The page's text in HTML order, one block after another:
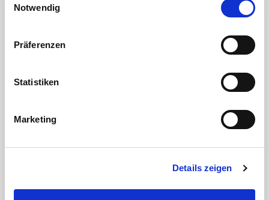
Cookies, wenn Sie unsere Webseite weiterhin nutzen.
Notwendig
Präferenzen
Statistiken
Marketing
Details zeigen